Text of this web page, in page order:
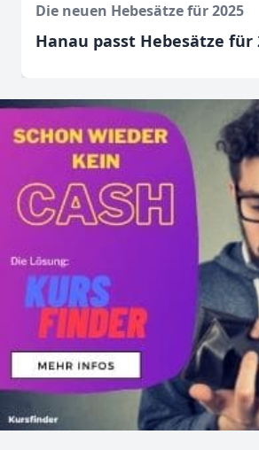
Die neuen Hebesätze für 2025
Hanau passt Hebesätze für